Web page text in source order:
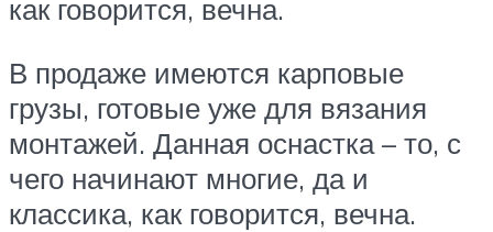
как говорится, вечна.
В продаже имеются карповые
грузы, готовые уже для вязания
монтажей. Данная оснастка – то, с
чего начинают многие, да и
классика, как говорится, вечна.